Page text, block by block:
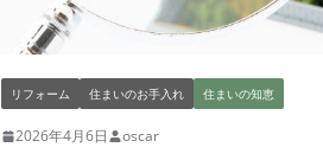
リフォーム 住まいのお手入れ 住まいの知恵
2026年4月6日 oscar